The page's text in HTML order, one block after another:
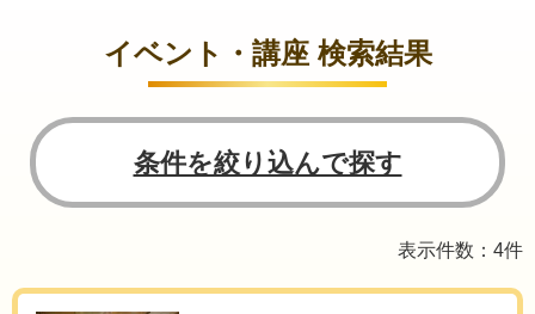
イベント・講座 検索結果
条件を絞り込んで探す
表示件数：4件